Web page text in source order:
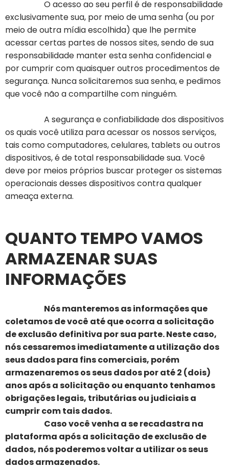
O acesso ao seu perfil é de responsabilidade
exclusivamente sua, por meio de uma senha (ou por
meio de outra mídia escolhida) que lhe permite
acessar certas partes de nossos sites, sendo de sua
responsabilidade manter esta senha confidencial e
por cumprir com quaisquer outros procedimentos de
segurança. Nunca solicitaremos sua senha, e pedimos
que você não a compartilhe com ninguém.
A segurança e confiabilidade dos dispositivos
os quais você utiliza para acessar os nossos serviços,
tais como computadores, celulares, tablets ou outros
dispositivos, é de total responsabilidade sua. Você
deve por meios próprios buscar proteger os sistemas
operacionais desses dispositivos contra qualquer
ameaça externa.
QUANTO TEMPO VAMOS
ARMAZENAR SUAS
INFORMAÇÕES
Nós manteremos as informações que
coletamos de você até que ocorra a solicitação
de exclusão definitiva por sua parte. Neste caso,
nós cessaremos imediatamente a utilização dos
seus dados para fins comerciais, porém
armazenaremos os seus dados por até 2 (dois)
anos após a solicitação ou enquanto tenhamos
obrigações legais, tributárias ou judiciais a
cumprir com tais dados.
Caso você venha a se recadastra na
plataforma após a solicitação de exclusão de
dados, nós poderemos voltar a utilizar os seus
dados armazenados.